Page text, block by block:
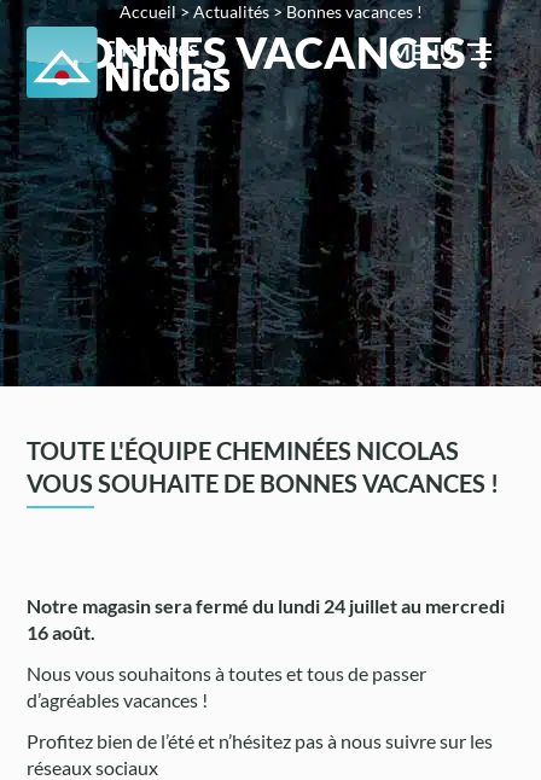
MENU
Accueil> Actualités>Bonnes vacances !
BONNES VACANCES !
TOUTE L'ÉQUIPE CHEMINÉES NICOLAS
VOUS SOUHAITE DE BONNES VACANCES !
Notre magasin sera fermé du lundi 24 juillet au mercredi
16 août.
Nous vous souhaitons à toutes et tous de passer
d’agréables vacances !
Profitez bien de l’été et n’hésitez pas à nous suivre sur les
réseaux sociaux